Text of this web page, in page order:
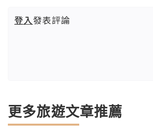
登入發表評論
更多旅遊文章推薦